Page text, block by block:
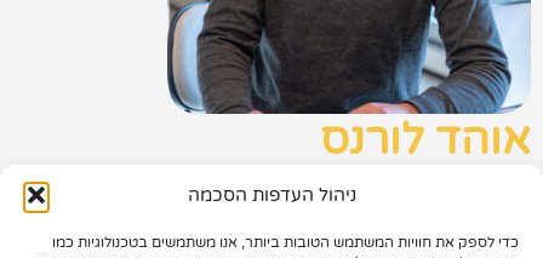
ניהול העדפות הסכמה
כדי לספק את חוויות המשתמש הטובות ביותר, אנו משתמשים בטכנולוגיות כמו
תיק עבודות
צור קשר
אוהד לורנס
מנהל טכנולוגיה ופיתוח | מספר מאמרים באתר: 29